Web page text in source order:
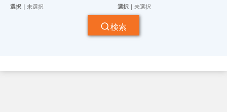
選択｜ 未選択 選択｜未選択
検索